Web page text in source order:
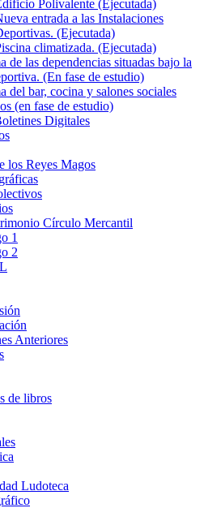
Polivalente (Ejecutada)
entrada a las Instalaciones
(Ejecutada)
climatizada. (Ejecutada)
de las dependencias situadas bajo la
(En fase de estudio)
del bar, cocina y salones sociales
(en fase de estudio)
Digitales
los Reyes Magos
Círculo Mercantil
1
2
Anteriores
de libros
Ludoteca